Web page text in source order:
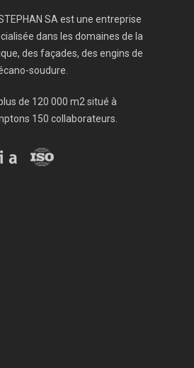
SA est une entreprise
dans les domaines de la
des façades, des engins de
soudure.
de 120 000 m2 situé à
150 collaborateurs.